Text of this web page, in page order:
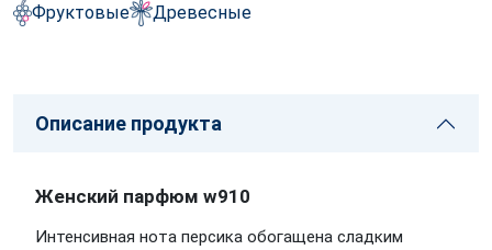
Фруктовые Древесные
Описание продукта
Женский парфюм w910
Интенсивная нота персика обогащена сладким